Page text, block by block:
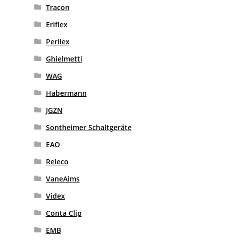
Tracon
Eriflex
Perilex
Ghielmetti
WAG
Habermann
JGZN
Sontheimer Schaltgeräte
EAO
Releco
VaneAims
Videx
Conta Clip
EMB